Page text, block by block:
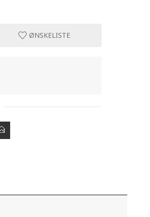
ØNSKELISTE